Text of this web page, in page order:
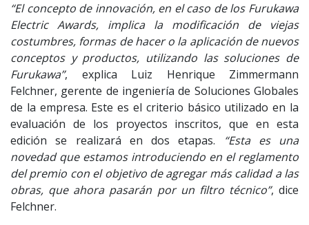
“El concepto de innovación, en el caso de los Furukawa
Electric Awards, implica la modificación de viejas
costumbres, formas de hacer o la aplicación de nuevos
conceptos y productos, utilizando las soluciones de
Furukawa”, explica Luiz Henrique Zimmermann
Felchner, gerente de ingeniería de Soluciones Globales
de la empresa. Este es el criterio básico utilizado en la
evaluación de los proyectos inscritos, que en esta
edición se realizará en dos etapas.
“Esta es una
novedad que estamos introduciendo en el reglamento
del premio con el objetivo de agregar más calidad a las
obras, que ahora pasarán por un filtro técnico”, dice
Felchner.